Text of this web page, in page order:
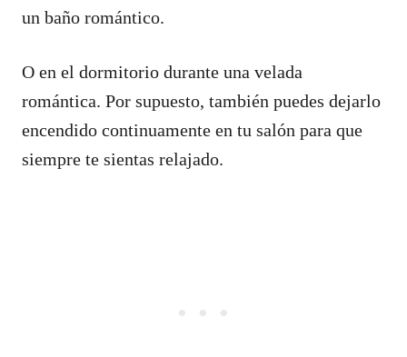
un baño romántico.
O en el dormitorio durante una velada
romántica. Por supuesto, también puedes dejarlo
encendido continuamente en tu salón para que
siempre te sientas relajado.